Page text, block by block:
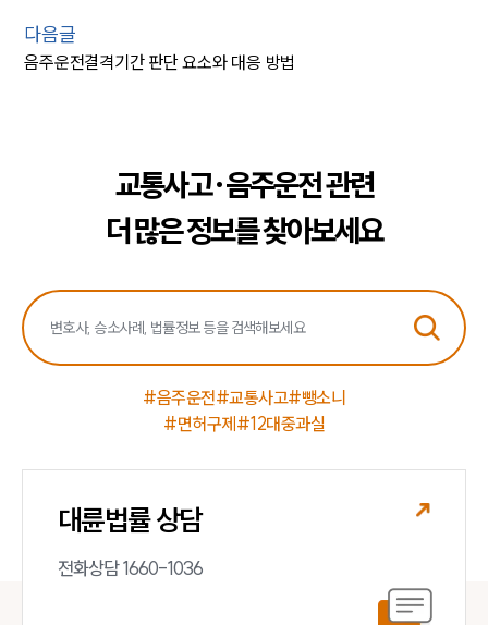
다음글
음주운전결격기간 판단 요소와 대응 방법
교통사고·음주운전 관련
더 많은 정보를 찾아보세요
#음주운전#교통사고#뺑소니
#면허구제 #12대중과실
대륜법률 상담
전화상담 1660-1036